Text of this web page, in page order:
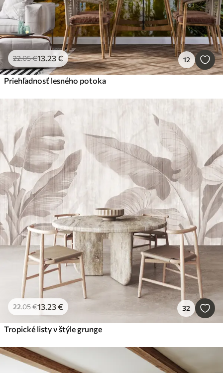
22.05€13.23€ 12
Priehľadnosť lesného potoka
22.05€13.23€ 32
Tropické listy v štýle grunge